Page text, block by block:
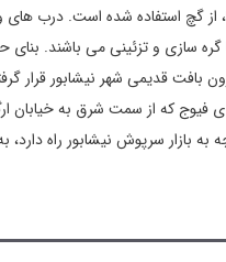
از گچ استفاده شده است. درب
سازی‌ و تزئینی می باشند. بنای
بافت قدیمی شهر نیشابور قرار
فیوج که از سمت شرق به خیابان
بازار سرپوش نیشابور راه دارد،